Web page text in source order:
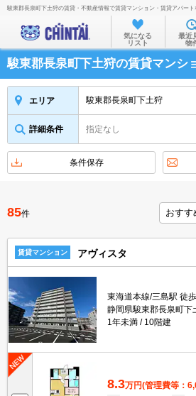
お部屋を探す
沿線・駅
住所から
家賃相場
物件特集
不動産会
TOP
駿東郡長泉町下土狩の賃貸・不動産情報で賃貸マンション・賃貸アパー
気になる
リスト
最近
物
駿東郡長泉町下土狩の賃貸マンシ
エリア 駿東郡長泉町下土狩
詳細条件 指定なし
条件保存
85件
賃貸マンション アヴィスタ
東海道本線/三島駅 徒
静岡県駿東郡長泉町下
1年未満
10階建
8.3万円(管理費等：